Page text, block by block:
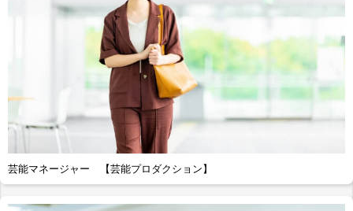
芸能マネージャー 【芸能プロダクション】